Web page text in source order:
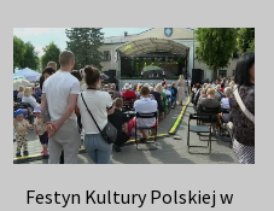
Festyn Kultury Polskiej w